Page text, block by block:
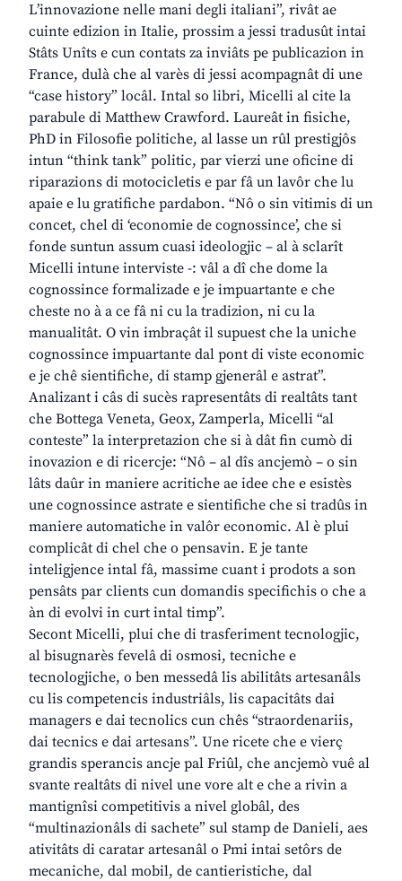
L’innovazione nelle mani degli italiani”, rivât ae
cuinte edizion in Italie, prossim a jessi tradusût intai
Stâts Unîts e cun contats za inviâts pe publicazion in
France, dulà che al varès di jessi acompagnât di une
“case history” locâl. Intal so libri, Micelli al cite la
parabule di Matthew Crawford. Laureât in fisiche,
PhD in Filosofie politiche, al lasse un rûl prestigjôs
intun “think tank” politic, par vierzi une oficine di
riparazions di motocicletis e par fâ un lavôr che lu
apaie e lu gratifiche pardabon. “Nô o sin vitimis di un
concet, chel di ‘economie de cognossince’, che si
fonde suntun assum cuasi ideologjic – al à sclarît
Micelli intune interviste -: vâl a dî che dome la
cognossince formalizade e je impuartante e che
cheste no à a ce fâ ni cu la tradizion, ni cu la
manualitât. O vin imbraçât il supuest che la uniche
cognossince impuartante dal pont di viste economic
e je chê sientifiche, di stamp gjenerâl e astrat”.
Analizant i câs di sucès rapresentâts di realtâts tant
che Bottega Veneta, Geox, Zamperla, Micelli “al
conteste” la interpretazion che si à dât fin cumò di
inovazion e di ricercje: “Nô – al dîs ancjemò – o sin
lâts daûr in maniere acritiche ae idee che e esistès
une cognossince astrate e sientifiche che si tradûs in
maniere automatiche in valôr economic. Al è plui
complicât di chel che o pensavin. E je tante
inteligjence intal fâ, massime cuant i prodots a son
pensâts par clients cun domandis specifichis o che a
àn di evolvi in curt intal timp”.
Secont Micelli, plui che di trasferiment tecnologjic,
al bisugnarès fevelâ di osmosi, tecniche e
tecnologjiche, o ben messedâ lis abilitâts artesanâls
cu lis competencis industriâls, lis capacitâts dai
managers e dai tecnolics cun chês “straordenariis,
dai tecnics e dai artesans”. Une ricete che e vierç
grandis sperancis ancje pal Friûl, che ancjemò vuê al
svante realtâts di nivel une vore alt e che a rivin a
mantignîsi competitivis a nivel globâl, des
“multinazionâls di sachete” sul stamp de Danieli, aes
ativitâts di caratar artesanâl o Pmi intai setôrs de
mecaniche, dal mobil, de cantieristiche, dal